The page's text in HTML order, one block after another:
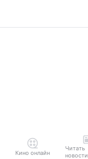
Кино онлайн
Читать
новости